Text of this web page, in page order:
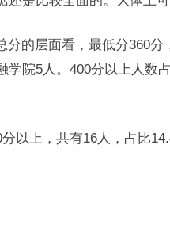
分的层面看，最低分360
学院5人。400分以上人数
分以上，共有16人，占比